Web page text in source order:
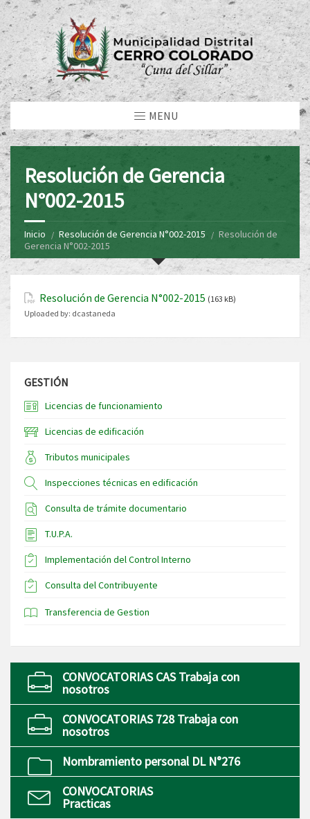
MENU
Resolución de Gerencia
N°002-2015
Inicio Resolución de Gerencia N°002-2015
Resolución de
Gerencia N°002-2015
Resolución de Gerencia N°002-2015 (163 kB)
Uploaded by: dcastaneda
GESTIÓN
Licencias de funcionamiento
Licencias de edificación
Tributos municipales
Inspecciones técnicas en edificación
Consulta de trámite documentario
T.U.P.A.
Implementación del Control Interno
Consulta del Contribuyente
Transferencia de Gestion
CONVOCATORIAS CAS Trabaja con
nosotros
CONVOCATORIAS 728 Trabaja con
nosotros
Nombramiento personal DL N°276
CONVOCATORIAS
Practicas